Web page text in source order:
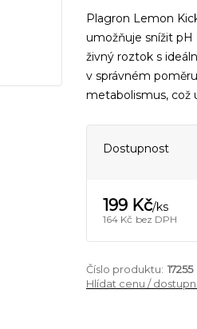
Plagron Lemon
umožňuje snížit pH
živný roztok s
v správném
metabolismus, což
Dostupnost
199 Kč/ks
164 Kč bez DPH
Číslo produktu: 17255
Hlídat cenu /